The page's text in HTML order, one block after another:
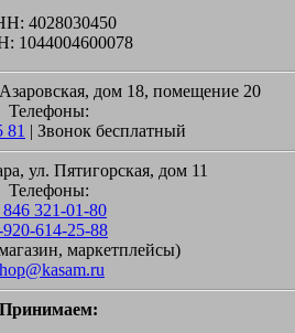
4028030450
1044004600078
дом 18, помещение 20
Телефоны:
81 | Звонок бесплатный
ул. Пятигорская, дом 11
Телефоны:
846 321-01-80
920-614-25-88
маркетплейсы)
Принимаем: